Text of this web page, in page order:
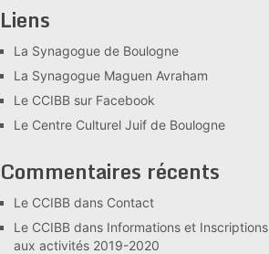
Liens
La Synagogue de Boulogne
La Synagogue Maguen Avraham
Le CCIBB sur Facebook
Le Centre Culturel Juif de Boulogne
Commentaires récents
Le CCIBB dans Contact
Le CCIBB dans Informations et Inscriptions
aux activités 2019-2020